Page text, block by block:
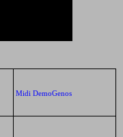
Midi DemoGenos